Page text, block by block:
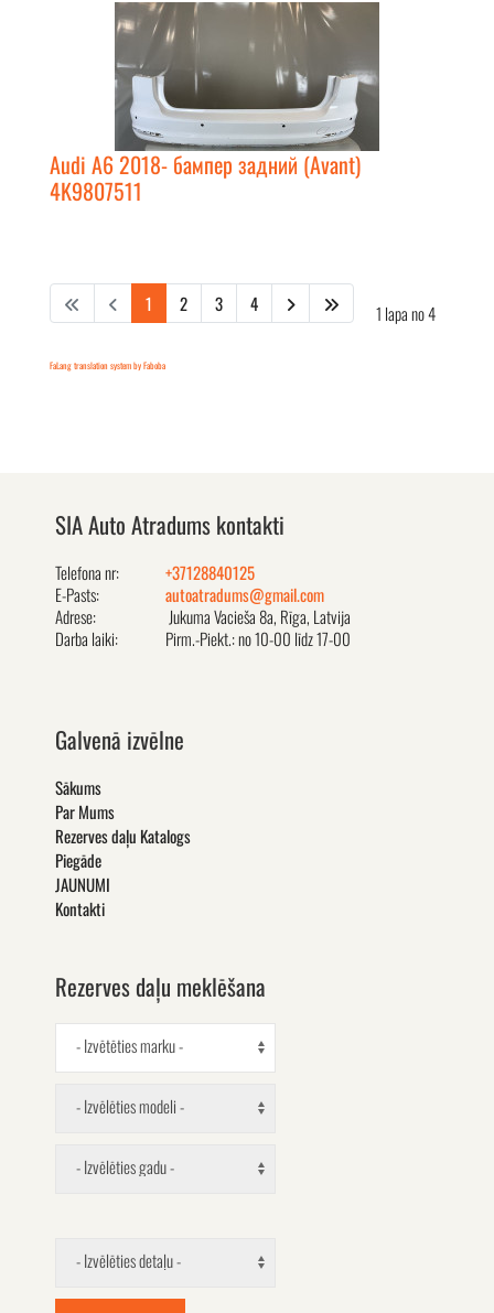
Audi A6 2018- бампер задний (Avant)
4K9807511
1 lapa no 4
1 2 3 4
FaLang translation system by Faboba
SIA Auto Atradums kontakti
Telefona nr:
+37128840125
E-Pasts:
autoatradums@gmail.com
Adrese:
Jukuma Vacieša 8a, Rīga, Latvija
Darba laiki:
Pirm.-Piekt.: no 10-00 līdz 17-00
Galvenā izvēlne
Sākums
Par Mums
Rezerves daļu Katalogs
Piegāde
JAUNUMI
Kontakti
Rezerves daļu meklēšana
- Izvētēties marku -
- Izvēlēties modeli -
- Izvēlēties gadu -
- Izvēlēties detaļu -